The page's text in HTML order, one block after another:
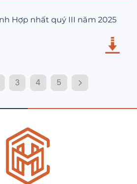
Hợp nhất quý III năm 2025
3 4 5